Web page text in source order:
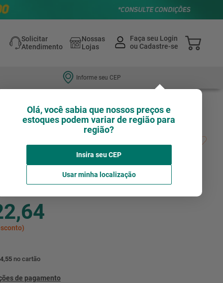
Solicitar
Atendimento
Nossas
Lojas
Informe seu CEP
Olá, você sabia que nossos preços e
estoques podem variar de região para
região?
Insira seu CEP
Usar minha localização
Tigre Redonda 150 X 170 X 75 MM
no cartão
de pagamento